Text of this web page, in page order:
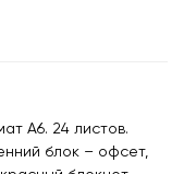
А6. 24 листов.
блок – офсет,